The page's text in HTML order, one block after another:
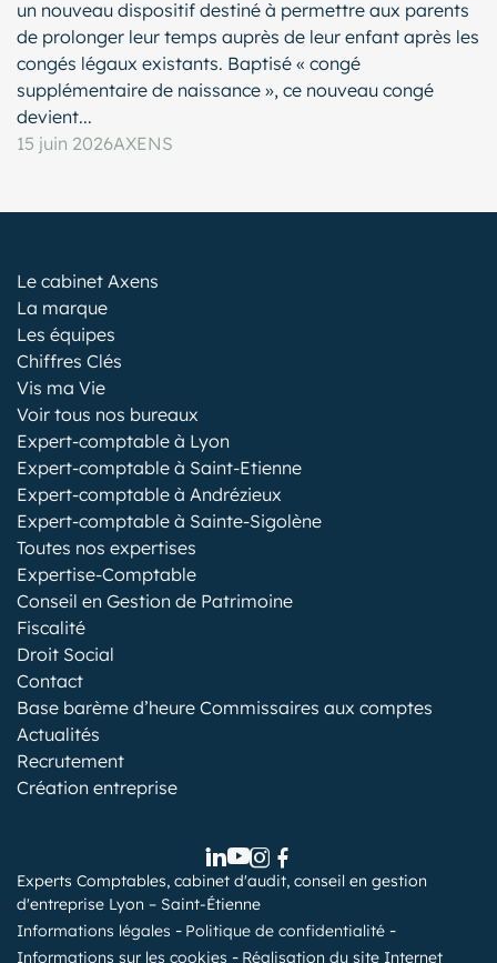
un nouveau dispositif destiné à permettre aux parents
de prolonger leur temps auprès de leur enfant après les
congés légaux existants. Baptisé « congé
supplémentaire de naissance », ce nouveau congé
devient...
15 juin 2026AXENS
Le cabinet Axens
La marque
Les équipes
Chiffres Clés
Vis ma Vie
Voir tous nos bureaux
Expert-comptable à Lyon
Expert-comptable à Saint-Etienne
Expert-comptable à Andrézieux
Expert-comptable à Sainte-Sigolène
Toutes nos expertises
Expertise-Comptable
Conseil en Gestion de Patrimoine
Fiscalité
Droit Social
Contact
Base barème d’heure Commissaires aux comptes
Actualités
Recrutement
Création entreprise
Experts Comptables, cabinet d'audit, conseil en gestion
d'entreprise Lyon – Saint-Étienne
Informations légales
Politique de confidentialité
Informations sur les cookies
Réalisation du site Internet